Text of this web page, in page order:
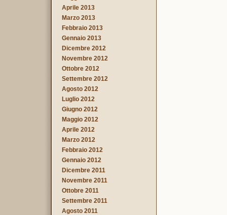
Aprile 2013
Marzo 2013
Febbraio 2013
Gennaio 2013
Dicembre 2012
Novembre 2012
Ottobre 2012
Settembre 2012
Agosto 2012
Luglio 2012
Giugno 2012
Maggio 2012
Aprile 2012
Marzo 2012
Febbraio 2012
Gennaio 2012
Dicembre 2011
Novembre 2011
Ottobre 2011
Settembre 2011
Agosto 2011